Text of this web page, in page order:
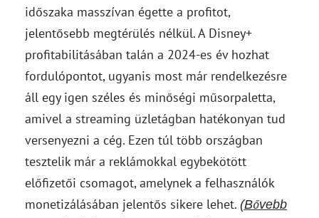
időszaka masszívan égette a profitot,
jelentősebb megtérülés nélkül. A Disney+
profitabilitásában talán a 2024-es év hozhat
fordulópontot, ugyanis most már rendelkezésre
áll egy igen széles és minőségi műsorpaletta,
amivel a streaming üzletágban hatékonyan tud
versenyezni a cég. Ezen túl több országban
tesztelik már a reklámokkal egybekötött
előfizetői csomagot, amelynek a felhasználók
monetizálásában jelentős sikere lehet. (Bővebb